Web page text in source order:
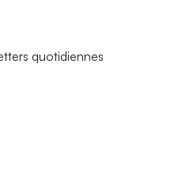
quotidiennes